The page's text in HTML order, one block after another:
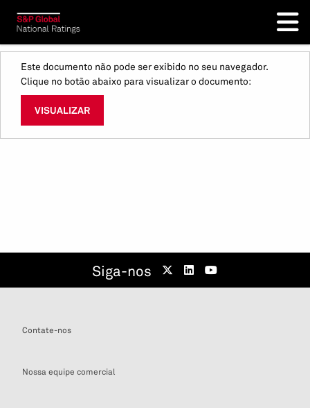
Este documento não pode ser exibido no seu navegador.
Clique no botão abaixo para visualizar o documento:
VISUALIZAR
Siga-nos
Contate-nos
Nossa equipe comercial